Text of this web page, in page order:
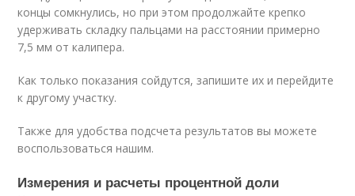
концы сомкнулись, но при этом продолжайте крепко
удерживать складку пальцами на расстоянии примерно
7,5 мм от калипера.
Как только показания сойдутся, запишите их и перейдите
к другому участку.
Также для удобства подсчета результатов вы можете
воспользоваться нашим.
Измерения и расчеты процентной доли